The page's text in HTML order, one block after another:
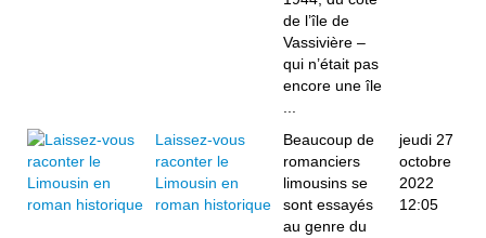
de l’île de
Vassivière –
qui n’était pas
encore une île
Laissez-vous
raconter le
Limousin en
roman historique
Beaucoup de
romanciers
limousins se
sont essayés
au genre du
jeudi 27
octobre
2022
12:05